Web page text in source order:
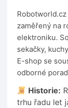
zaměřený na
elektroniku.
sekačky,
E-shop se
odborné
Historie:
trhu řadu let